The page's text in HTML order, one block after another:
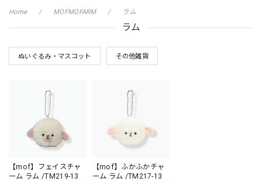
Home MOFMOFARM ラム
ラム
ぬいぐるみ・マスコット その他雑貨
【mof】フェイスチャ
ーム ラム /TM219-13
【mof】ふかふかチャ
ーム ラム /TM217-13